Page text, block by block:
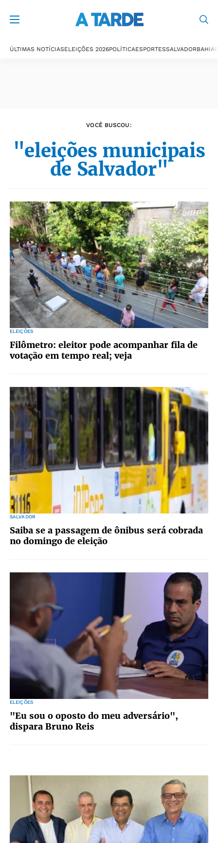
ÚLTIMAS NOTÍCIASELEIÇÕES 2026POLÍTICAESPORTESSALVADORBAHIA
VOCÊ BUSCOU:
"eleições municipais
de Salvador"
ELEIÇÕES
Filômetro: eleitor pode acompanhar fila de
votação em tempo real; veja
SALVADOR
Saiba se a passagem de ônibus será cobrada
no domingo de eleição
ELEIÇÕES
"Eu sou o oposto do meu adversário",
dispara Bruno Reis